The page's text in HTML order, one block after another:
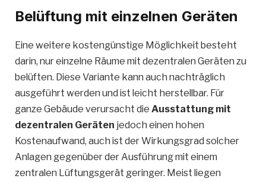
Belüftung mit einzelnen Geräten
Eine weitere kostengünstige Möglichkeit besteht
darin, nur einzelne Räume mit dezentralen Geräten zu
belüften. Diese Variante kann auch nachträglich
ausgeführt werden und ist leicht herstellbar. Für
ganze Gebäude verursacht die Ausstattung mit
dezentralen Geräten jedoch einen hohen
Kostenaufwand, auch ist der Wirkungsgrad solcher
Anlagen gegenüber der Ausführung mit einem
zentralen Lüftungsgerät geringer. Meist liegen